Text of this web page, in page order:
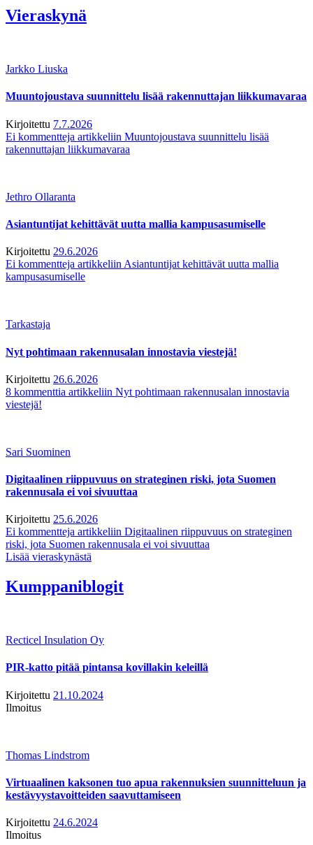
Vieraskynä
Jarkko Liuska
Muuntojoustava suunnittelu lisää rakennuttajan liikkumavaraa
Kirjoitettu 7.7.2026
Ei kommentteja artikkeliin Muuntojoustava suunnittelu lisää
rakennuttajan liikkumavaraa
Jethro Ollaranta
Asiantuntijat kehittävät uutta mallia kampusasumiselle
Kirjoitettu 29.6.2026
Ei kommentteja artikkeliin Asiantuntijat kehittävät uutta mallia
kampusasumiselle
Tarkastaja
Nyt pohtimaan rakennusalan innostavia viestejä!
Kirjoitettu 26.6.2026
8 kommenttia artikkeliin Nyt pohtimaan rakennusalan innostavia
viestejä!
Sari Suominen
Digitaalinen riippuvuus on strateginen riski, jota Suomen
rakennusala ei voi sivuuttaa
Kirjoitettu 25.6.2026
Ei kommentteja artikkeliin Digitaalinen riippuvuus on strateginen
riski, jota Suomen rakennusala ei voi sivuuttaa
Lisää vieraskynästä
Kumppaniblogit
Recticel Insulation Oy
PIR-katto pitää pintansa kovillakin keleillä
Kirjoitettu 21.10.2024
Ilmoitus
Thomas Lindstrom
Virtuaalinen kaksonen tuo apua rakennuksien suunnitteluun ja
kestävyystavoitteiden saavuttamiseen
Kirjoitettu 24.6.2024
Ilmoitus